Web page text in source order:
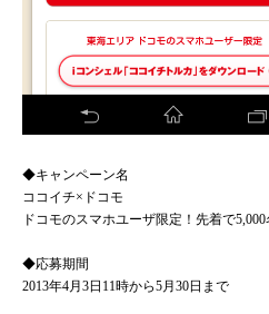
◆キャンペーン名
ココイチ×ドコモ
ドコモのスマホユーザ限定！先着で
◆応募期間
2013年4月3日11時から5月30日まで